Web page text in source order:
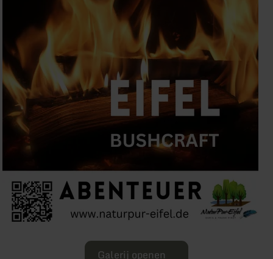
Galerij openen